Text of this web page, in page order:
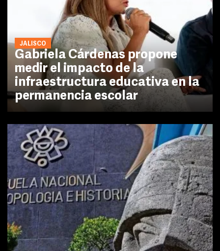
JALISCO
Gabriela Cárdenas propone
medir el impacto de la
infraestructura educativa en la
permanencia escolar